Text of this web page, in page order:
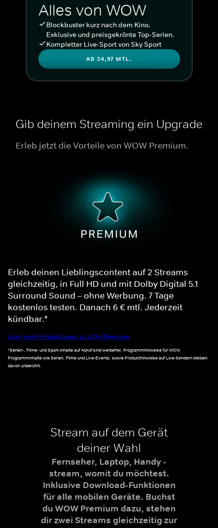
Alles von WOW
Blockbuster kurz nach dem Kino.
Exklusive und preisgekrönte Top-Serien.
Kompletter Live-Sport von Sky Sport
AB 34,97 MTL.
Gib deinem Streaming ein Upgrade
Erleb jetzt die Vorteile von WOW Premium.
Erleb deinen Lieblingscontent auf 2 Streams
gleichzeitig, in Full HD und mit Dolby Digital 5.1
Surround Sound – ohne Werbung. 7 Tage
kostenlos testen. Danach 6 € mtl. Jederzeit
kündbar.*
Noch mehr Informationen zu WOW Premium
*Serien-, Filme- und Sport-Inhalte auf Abruf sind werbefrei. Programmhinweise für WOW
Programminhalte wie Serien, Filme und Live-Events, sowie Produkthinweise auf Live-Sendern bleiben
davon unberührt.
Stream auf dem Gerät
deiner Wahl
Fernseher, Laptop, Handy -
stream, womit du möchtest.
Inklusive Download-Funktionen
für alle mobilen Geräte. Buchst
du WOW Premium dazu, stehen
dir zwei Streams gleichzeitig zur